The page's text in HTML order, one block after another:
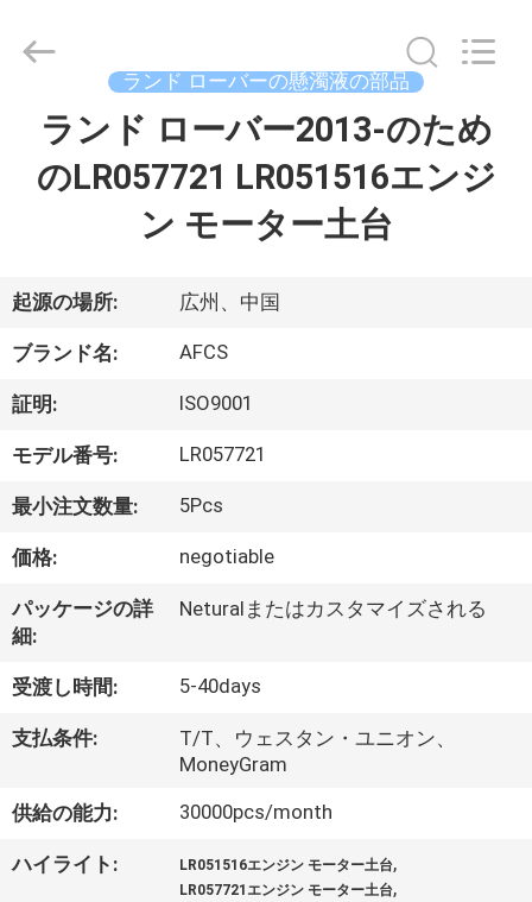
製
品
動
画
私
た
つ
い
て
2026
GUANGZHOU
ランド ローバーの懸濁液の部品
ランド ローバー2013-のため
のLR057721 LR051516エンジ
ン モーター土台
起源の場所: 広州、中国
ブランド名: AFCS
証明: ISO9001
モデル番号: LR057721
最小注文数量: 5Pcs
価格: negotiable
パッケージの詳
細:
Neturalまたはカスタマイズされる
受渡し時間: 5-40days
支払条件:
T/T、ウェスタン・ユニオン、
MoneyGram
供給の能力: 30000pcs/month
ハイライト: LR051516エンジン モーター土台,
LR057721エンジン モーター土台,